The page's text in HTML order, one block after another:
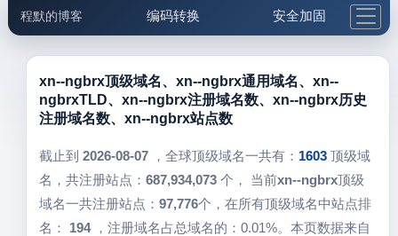
程默的博客 编码转换 安全加固
邮件工具 生活便民 更多工具
5.1支付宝大红包
xn--ngbrx顶级域名、xn--ngbrx通用域名、xn--
ngbrxTLD、xn--ngbrx注册域名数、xn--ngbrx历史
注册域名数、xn--ngbrx站点数
截止到 2026-08-07，全球顶级域名一共有： 1603 顶级域
名，共注册站点： 687,934,073 个， 当前xn--ngbrx顶级
域名一共注册站点： 97,776个，在所有顶级域名中站点排
名： 194，注册域名占总域名的：0.01%。本页数据来自